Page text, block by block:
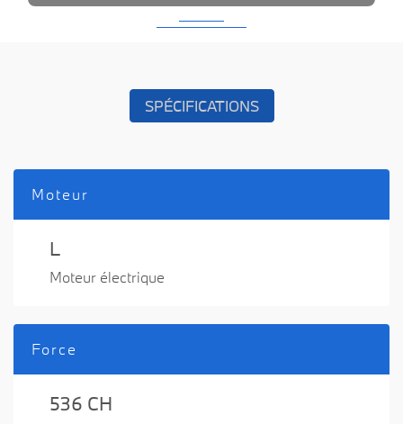
SPÉCIFICATIONS
Moteur
L
Moteur électrique
Force
536 CH